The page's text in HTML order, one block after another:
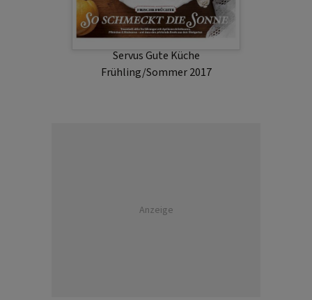
Servus Gute Küche
Frühling/Sommer 2017
Anzeige